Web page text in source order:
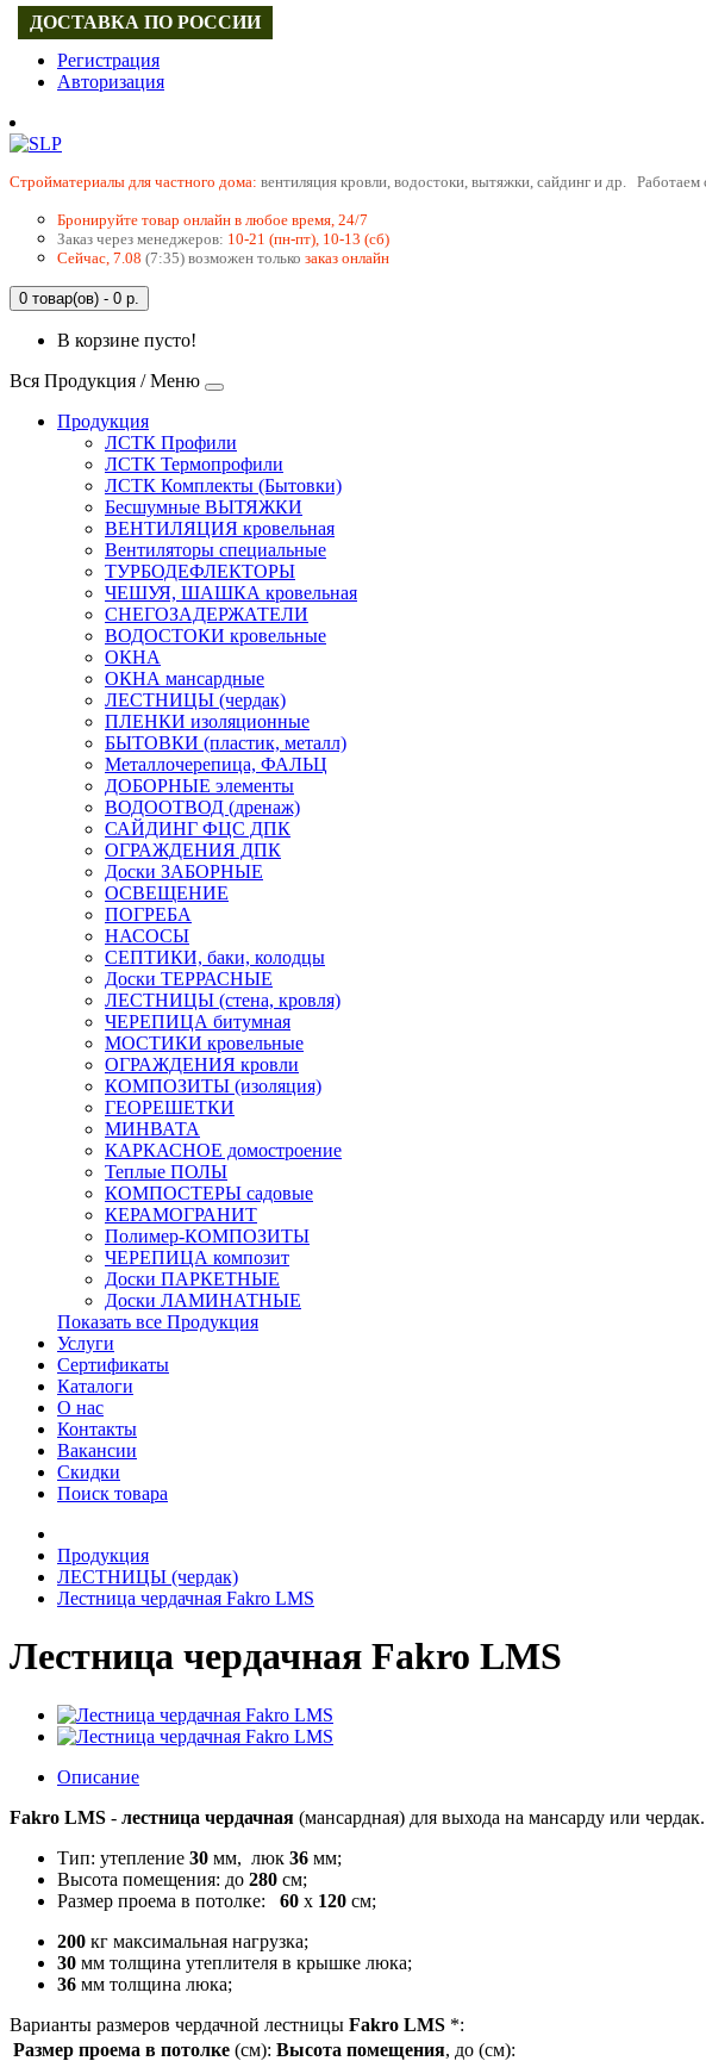
Регистрация
Авторизация
Cтройматериалы для частного дома: вентиляция кровли, водостоки, вытяжки, сайдинг и др. Работаем
Бронируйте товар онлайн в любое время, 24/7
Заказ через менеджеров: 10-21 (пн-пт), 10-13 (сб)
Сейчас, 7.08 (7:35) возможен только заказ онлайн
0 товар(ов) - 0 р.
В корзине пусто!
Вся Продукция / Меню
Продукция
ЛСТК Профили
ЛСТК Термопрофили
ЛСТК Комплекты (Бытовки)
Бесшумные ВЫТЯЖКИ
ВЕНТИЛЯЦИЯ кровельная
Вентиляторы специальные
ТУРБОДЕФЛЕКТОРЫ
ЧЕШУЯ, ШАШКА кровельная
СНЕГОЗАДЕРЖАТЕЛИ
ВОДОСТОКИ кровельные
ОКНА
ОКНА мансардные
ЛЕСТНИЦЫ (чердак)
ПЛЕНКИ изоляционные
БЫТОВКИ (пластик, металл)
Металлочерепица, ФАЛЬЦ
ДОБОРНЫЕ элементы
ВОДООТВОД (дренаж)
САЙДИНГ ФЦС ДПК
ОГРАЖДЕНИЯ ДПК
Доски ЗАБОРНЫЕ
ОСВЕЩЕНИЕ
ПОГРЕБА
НАСОСЫ
СЕПТИКИ, баки, колодцы
Доски ТЕРРАСНЫЕ
ЛЕСТНИЦЫ (стена, кровля)
ЧЕРЕПИЦА битумная
МОСТИКИ кровельные
ОГРАЖДЕНИЯ кровли
КОМПОЗИТЫ (изоляция)
ГЕОРЕШЕТКИ
МИНВАТА
КАРКАСНОЕ домостроение
Теплые ПОЛЫ
КОМПОСТЕРЫ садовые
КЕРАМОГРАНИТ
Полимер-КОМПОЗИТЫ
ЧЕРЕПИЦА композит
Доски ПАРКЕТНЫЕ
Доски ЛАМИНАТНЫЕ
Показать все Продукция
Услуги
Сертификаты
Каталоги
О нас
Контакты
Вакансии
Скидки
Поиск товара
Продукция
ЛЕСТНИЦЫ (чердак)
Лестница чердачная Fakro LMS
Лестница чердачная Fakro LMS
ДОСТАВКА ПО РОССИИ
Описание
Fakro LMS - лестница чердачная (мансардная) для выхода на мансарду или чердак.
Тип: утепление 30 мм, люк 36 мм;
Высота помещения: до 280 см;
Размер проема в потолке: 60 x 120 см;
200 кг максимальная нагрузка;
30 мм толщина утеплителя в крышке люка;
36 мм толщина люка;
Варианты размеров чердачной лестницы Fakro LMS *:
Размер проема в потолке (см): Высота помещения, до (см):